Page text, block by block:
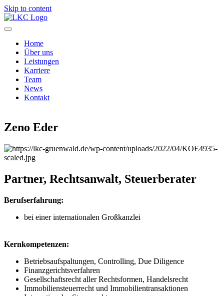
Skip to content
Home
Über uns
Leistungen
Karriere
Team
News
Kontakt
Zeno Eder
Partner, Rechtsanwalt, Steuerberater
Berufserfahrung:
bei einer internationalen Großkanzlei
Kernkompetenzen:
Betriebsaufspaltungen, Controlling, Due Diligence
Finanzgerichtsverfahren
Gesellschaftsrecht aller Rechtsformen, Handelsrecht
Immobiliensteuerrecht und Immobilientransaktionen